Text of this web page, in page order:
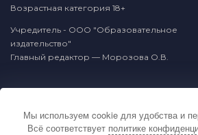
По вопросам связанным с публикацией
материалов на сайте издательства и
Возрастная категория 18+
Учредитель - ООО "Образовательное
издательство"
Главный редактор — Морозова О.В.
Мы используем cookie для удобства и
Всё соответствует политике